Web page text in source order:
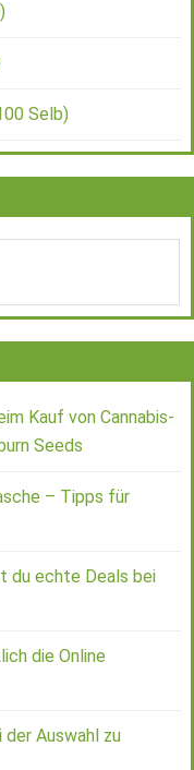
Selb)
Kauf von Cannabis-
Seeds
– Tipps für
du echte Deals bei
die Online
Auswahl zu